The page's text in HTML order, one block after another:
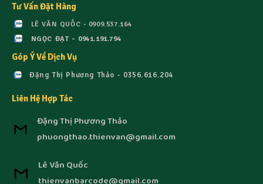
Tư Vấn Đặt Hàng
LÊ VĂN QUỐC - 0909.537.164
NGỌC ĐẠT - 0941.191.794
Góp Ý Về Dịch Vụ
Đặng Thị Phương Thảo - 0356.616.204
Liên Hệ Hợp Tác
Đặng Thị Phương Thảo
phuongthao.thienvan@gmail.com
Lê Văn Quốc